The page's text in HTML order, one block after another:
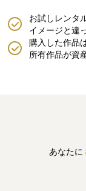
購入した作品
所有作品が資
お試しレンタ
イメージと違
あなたに